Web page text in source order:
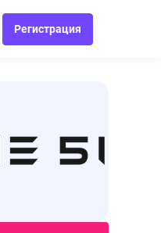
Регистрация